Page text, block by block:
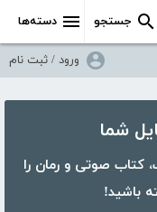
دسته‌ها جستجو
ورود / ثبت نام
کتابراه، بیش از ۵۰،۰۰۰ کتاب، کتاب صوتی و رمان را
باشید!